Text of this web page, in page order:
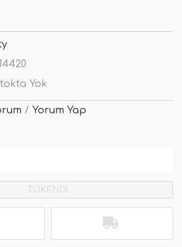
Yok
/ Yorum Yap
TÜKENDİ